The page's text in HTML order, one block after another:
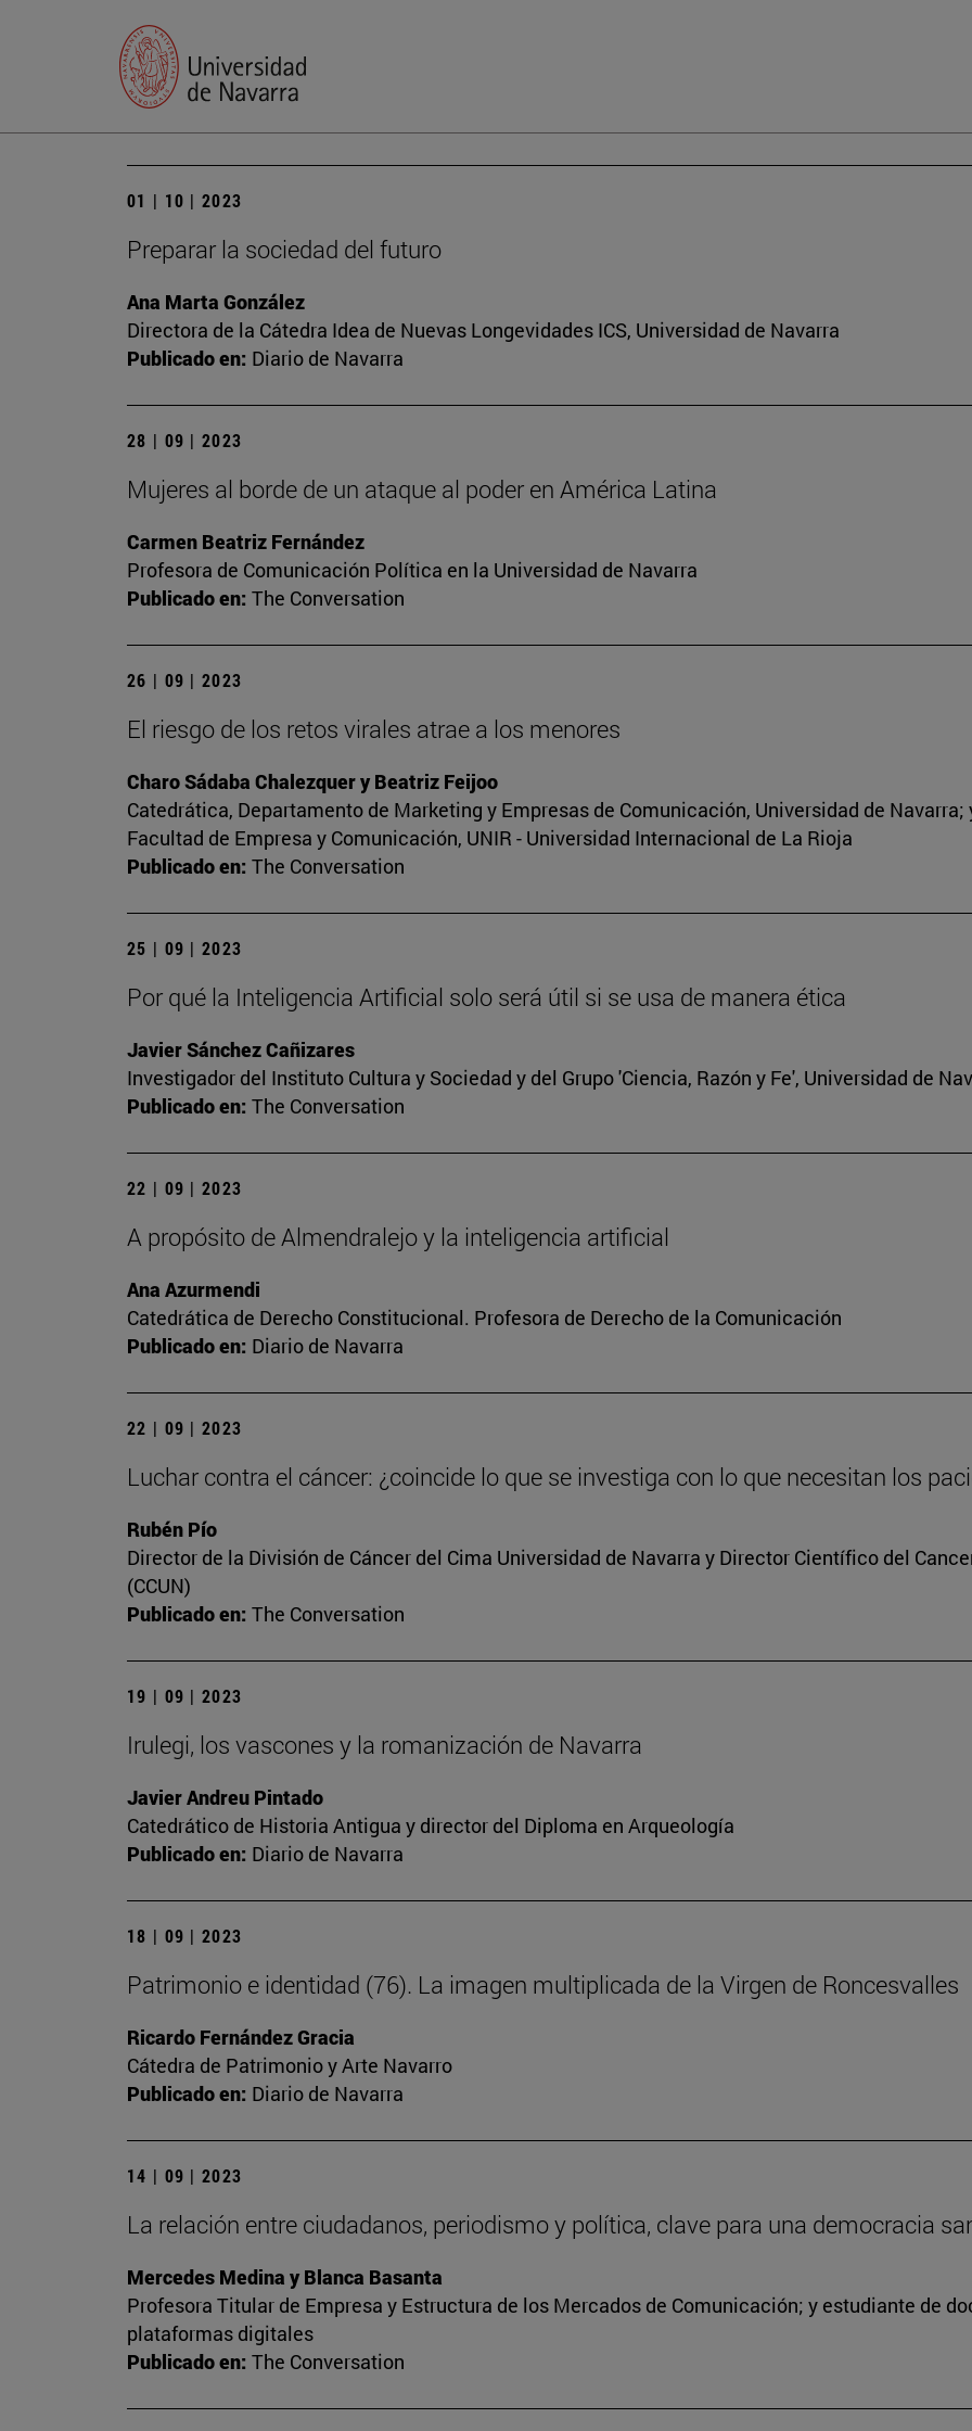
01 | 10 | 2023
Preparar la sociedad del futuro
Ana Marta González
Directora de la Cátedra Idea de Nuevas Longevidades ICS, Universidad de Navarra
Publicado en: Diario de Navarra
28 | 09 | 2023
Mujeres al borde de un ataque al poder en América Latina
Carmen Beatriz Fernández
Profesora de Comunicación Política en la Universidad de Navarra
Publicado en: The Conversation
26 | 09 | 2023
El riesgo de los retos virales atrae a los menores
Charo Sádaba Chalezquer y Beatriz Feijoo
Catedrática, Departamento de Marketing y Empresas de Comunicación, Universidad de
Facultad de Empresa y Comunicación, UNIR - Universidad Internacional de La Rioja
Publicado en: The Conversation
25 | 09 | 2023
Por qué la Inteligencia Artificial solo será útil si se usa de manera ética
Javier Sánchez Cañizares
Investigador del Instituto Cultura y Sociedad y del Grupo 'Ciencia, Razón y Fe', Universidad de
Publicado en: The Conversation
22 | 09 | 2023
A propósito de Almendralejo y la inteligencia artificial
Ana Azurmendi
Catedrática de Derecho Constitucional. Profesora de Derecho de la Comunicación
Publicado en: Diario de Navarra
22 | 09 | 2023
Luchar contra el cáncer: ¿coincide lo que se investiga con lo que necesitan los
Rubén Pío
Director de la División de Cáncer del Cima Universidad de Navarra y Director Científico del
(CCUN)
Publicado en: The Conversation
19 | 09 | 2023
Irulegi, los vascones y la romanización de Navarra
Javier Andreu Pintado
Catedrático de Historia Antigua y director del Diploma en Arqueología
Publicado en: Diario de Navarra
18 | 09 | 2023
Patrimonio e identidad (76). La imagen multiplicada de la Virgen de Roncesvalles
Ricardo Fernández Gracia
Cátedra de Patrimonio y Arte Navarro
Publicado en: Diario de Navarra
14 | 09 | 2023
La relación entre ciudadanos, periodismo y política, clave para una democracia
Mercedes Medina y Blanca Basanta
Profesora Titular de Empresa y Estructura de los Mercados de Comunicación; y estudiante de
plataformas digitales
Publicado en: The Conversation